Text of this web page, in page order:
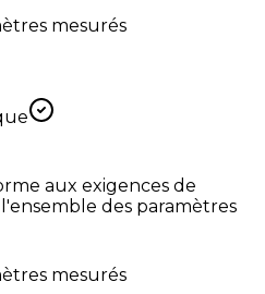
mesurés
aux exigences de
des paramètres
mesurés